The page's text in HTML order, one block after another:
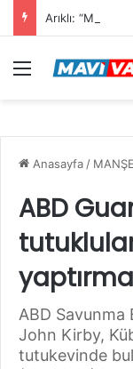
Arıklı: “Mavi
Menü
Anasayfa /
ABD
ABD Savunma
John Kirby,
tutukevinde